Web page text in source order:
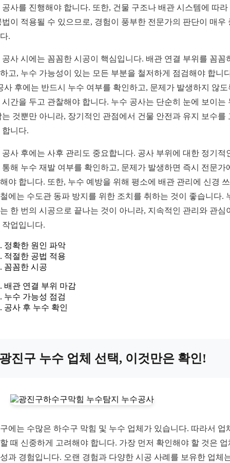
공사를 진행해야 합니다. 또한, 건물 구조나 배관 시스템에 따라
법이 적용될 수 있으므로, 경험이 풍부한 전문가의 판단이 매우
.
공사 시에는 꼼꼼한 시공이 핵심입니다. 배관 연결 부위를 꼼꼼
고, 누수 가능성이 있는 모든 부분을 철저하게 점검해야 합니
사 후에는 반드시 누수 여부를 확인하고, 문제가 발생하지 않도
시간을 두고 관찰해야 합니다. 누수 공사는 단순히 눈에 보이는
는 것뿐만 아니라, 장기적인 관점에서 건물 안전과 유지 보수를
합니다.
공사 후에는 사후 관리도 중요합니다. 공사 부위에 대한 정기적
통해 누수 재발 여부를 확인하고, 문제가 발생하면 즉시 전문가
야 합니다. 또한, 누수 예방을 위해 평소에 배관 관리에 신경
에는 수도관 동파 방지를 위한 조치를 취하는 것이 좋습니다.
한 번의 시공으로 끝나는 것이 아니라, 지속적인 관리와 관심
작업입니다.
정확한 원인 파악
적절한 공법 적용
꼼꼼한 시공
배관 연결 부위 마감
누수 가능성 점검
공사 후 누수 확인
진구 누수 업체 선택, 이것만은 확인!
에는 수많은 하수구 막힘 및 누수 업체가 있습니다. 따라서 업
때 신중하게 고려해야 합니다. 가장 먼저 확인해야 할 것은 업
과 경험입니다. 오랜 경험과 다양한 시공 사례를 보유한 업체